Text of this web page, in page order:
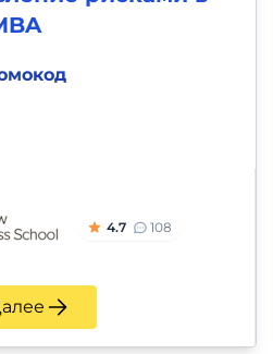
4.7 108